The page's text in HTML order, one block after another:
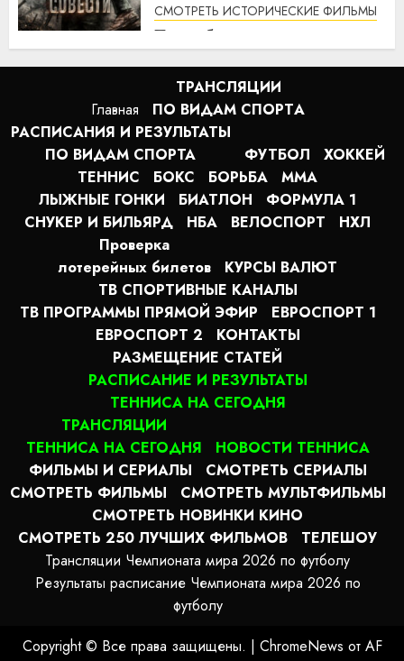
СМОТРЕТЬ ИСТОРИЧЕСКИЕ ФИЛЬМЫ
По соображениям совести
(2016) / Hacksaw Ridge
1:12 07.08.2026
Главная
ТРАНСЛЯЦИИ
ПО ВИДАМ СПОРТA
РАСПИСАНИЯ И РЕЗУЛЬТАТЫ
ПО ВИДАМ СПОРТА
ФУТБОЛ
ХОККЕЙ
ТЕННИС
БОКС БОРЬБА
MMA
ЛЫЖНЫЕ ГОНКИ
БИАТЛОН
ФОРМУЛА 1
СНУКЕР И БИЛЬЯРД
НБА ВЕЛОСПОРТ
НХЛ
Проверка
лотерейных билетов
КУРСЫ ВАЛЮТ
ТВ СПОРТИВНЫЕ КАНАЛЫ
ТВ ПРОГРАММЫ ПРЯМОЙ ЭФИР
ЕВРОСПОРТ 1
ЕВРОСПОРТ 2
КОНТАКТЫ
РАЗМЕЩЕНИЕ СТАТЕЙ
РАСПИСАНИЕ И РЕЗУЛЬТАТЫ
ТЕННИСА НА СЕГОДНЯ
ТРАНСЛЯЦИИ
ТЕННИСА НА СЕГОДНЯ
НОВОСТИ ТЕННИСА
ФИЛЬМЫ И СЕРИАЛЫ
СМОТРЕТЬ СЕРИАЛЫ
СМОТРЕТЬ ФИЛЬМЫ
СМОТРЕТЬ МУЛЬТФИЛЬМЫ
СМОТРЕТЬ НОВИНКИ КИНО
СМОТРЕТЬ 250 ЛУЧШИХ ФИЛЬМОВ
ТЕЛЕШОУ
Трансляции Чемпионата мира 2026 по футболу
Результаты расписание Чемпионата мира 2026 по
футболу
Copyright © Все права защищены. | ChromeNews от AF